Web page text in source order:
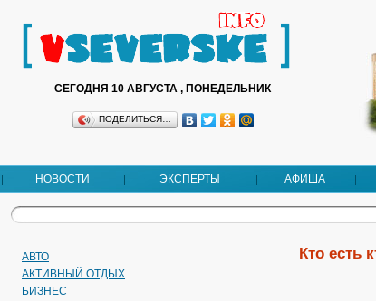
СЕГОДНЯ 10 АВГУСТА , ПОНЕДЕЛЬНИК
ПОДЕЛИТЬСЯ…
НОВОСТИ ЭКСПЕРТЫ АФИША
АВТО
АКТИВНЫЙ ОТДЫХ
БИЗНЕС
Кто есть